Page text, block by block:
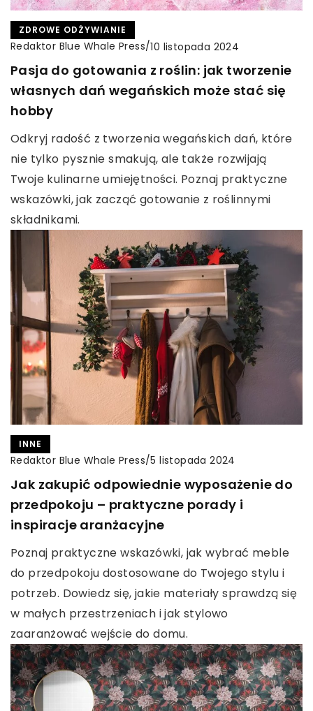
ZDROWE ODŻYWIANIE
Redaktor Blue Whale Press/10 listopada 2024
Pasja do gotowania z roślin: jak tworzenie
własnych dań wegańskich może stać się
hobby
Odkryj radość z tworzenia wegańskich dań, które
nie tylko pysznie smakują, ale także rozwijają
Twoje kulinarne umiejętności. Poznaj praktyczne
wskazówki, jak zacząć gotowanie z roślinnymi
składnikami.
INNE
Redaktor Blue Whale Press/5 listopada 2024
Jak zakupić odpowiednie wyposażenie do
przedpokoju – praktyczne porady i
inspiracje aranżacyjne
Poznaj praktyczne wskazówki, jak wybrać meble
do przedpokoju dostosowane do Twojego stylu i
potrzeb. Dowiedz się, jakie materiały sprawdzą się
w małych przestrzeniach i jak stylowo
zaaranżować wejście do domu.